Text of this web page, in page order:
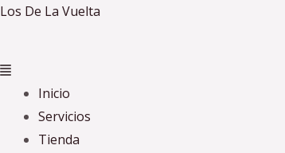
Ir
Los De La Vuelta
Inicio
Servicios
Tienda